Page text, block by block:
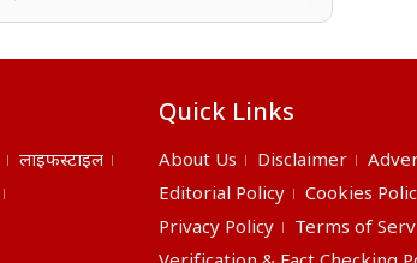
पर CCPA की कार्रवाई
लाइफस्टाइल
Quick Links
About Us Disclaimer
Editorial Policy
Cookies
Privacy Policy
Terms of